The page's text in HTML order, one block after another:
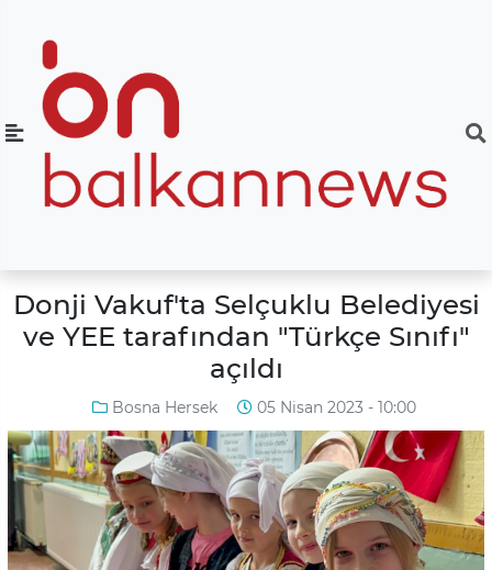
Donji Vakuf'ta Selçuklu Belediyesi
ve YEE tarafından "Türkçe Sınıfı"
açıldı
Bosna Hersek 05 Nisan 2023 - 10:00